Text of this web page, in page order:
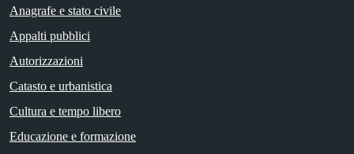
Anagrafe e stato civile
Appalti pubblici
Autorizzazioni
Catasto e urbanistica
Cultura e tempo libero
Educazione e formazione